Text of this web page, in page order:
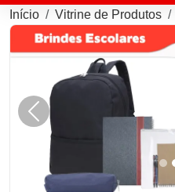
Início Vitrine de Produtos
Anterior